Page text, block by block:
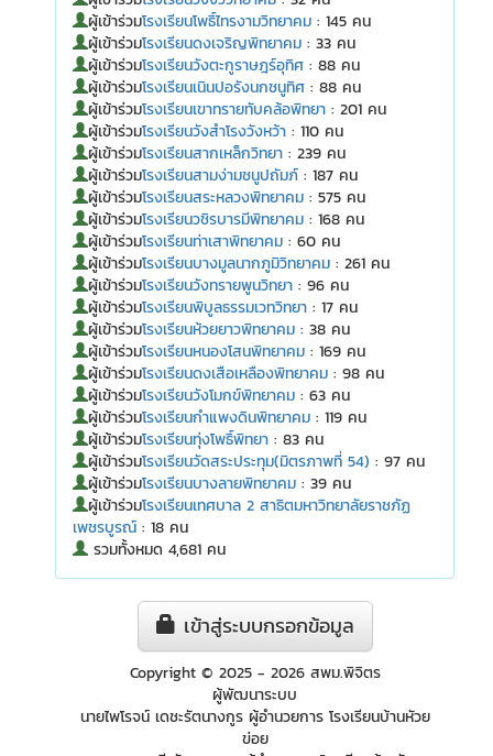
ผู้เข้าร่วมโรงเรียนโพธิ์ไทรงามวิทยาคม : 145 คน
ผู้เข้าร่วมโรงเรียนดงเจริญพิทยาคม : 33 คน
ผู้เข้าร่วมโรงเรียนวังตะกูราษฎร์อุทิศ : 88 คน
ผู้เข้าร่วมโรงเรียนเนินปอรังนกชนูทิศ : 88 คน
ผู้เข้าร่วมโรงเรียนเขาทรายทับคล้อพิทยา : 201 คน
ผู้เข้าร่วมโรงเรียนวังสำโรงวังหว้า : 110 คน
ผู้เข้าร่วมโรงเรียนสากเหล็กวิทยา : 239 คน
ผู้เข้าร่วมโรงเรียนสามง่ามชนูปถัมภ์ : 187 คน
ผู้เข้าร่วมโรงเรียนสระหลวงพิทยาคม : 575 คน
ผู้เข้าร่วมโรงเรียนวชิรบารมีพิทยาคม : 168 คน
ผู้เข้าร่วมโรงเรียนท่าเสาพิทยาคม : 60 คน
ผู้เข้าร่วมโรงเรียนบางมูลนากภูมิวิทยาคม : 261 คน
ผู้เข้าร่วมโรงเรียนวังทรายพูนวิทยา : 96 คน
ผู้เข้าร่วมโรงเรียนพิบูลธรรมเวทวิทยา : 17 คน
ผู้เข้าร่วมโรงเรียนห้วยยาวพิทยาคม : 38 คน
ผู้เข้าร่วมโรงเรียนหนองโสนพิทยาคม : 169 คน
ผู้เข้าร่วมโรงเรียนดงเสือเหลืองพิทยาคม : 98 คน
ผู้เข้าร่วมโรงเรียนวังโมกข์พิทยาคม : 63 คน
ผู้เข้าร่วมโรงเรียนกำแพงดินพิทยาคม : 119 คน
ผู้เข้าร่วมโรงเรียนทุ่งโพธิ์พิทยา : 83 คน
ผู้เข้าร่วมโรงเรียนวัดสระประทุม(มิตรภาพที่ 54) : 97 คน
ผู้เข้าร่วมโรงเรียนบางลายพิทยาคม : 39 คน
ผู้เข้าร่วมโรงเรียนเทศบาล 2 สาธิตมหาวิทยาลัยราชภัฏ
เพชรบูรณ์ : 18 คน
รวมทั้งหมด 4,681 คน
เข้าสู่ระบบกรอกข้อมูล
Copyright © 2025 - 2026 สพม.พิจิตร
ผู้พัฒนาระบบ
นายไพโรจน์ เดชะรัตนางกูร ผู้อำนวยการ โรงเรียนบ้านหัวย
ข่อย